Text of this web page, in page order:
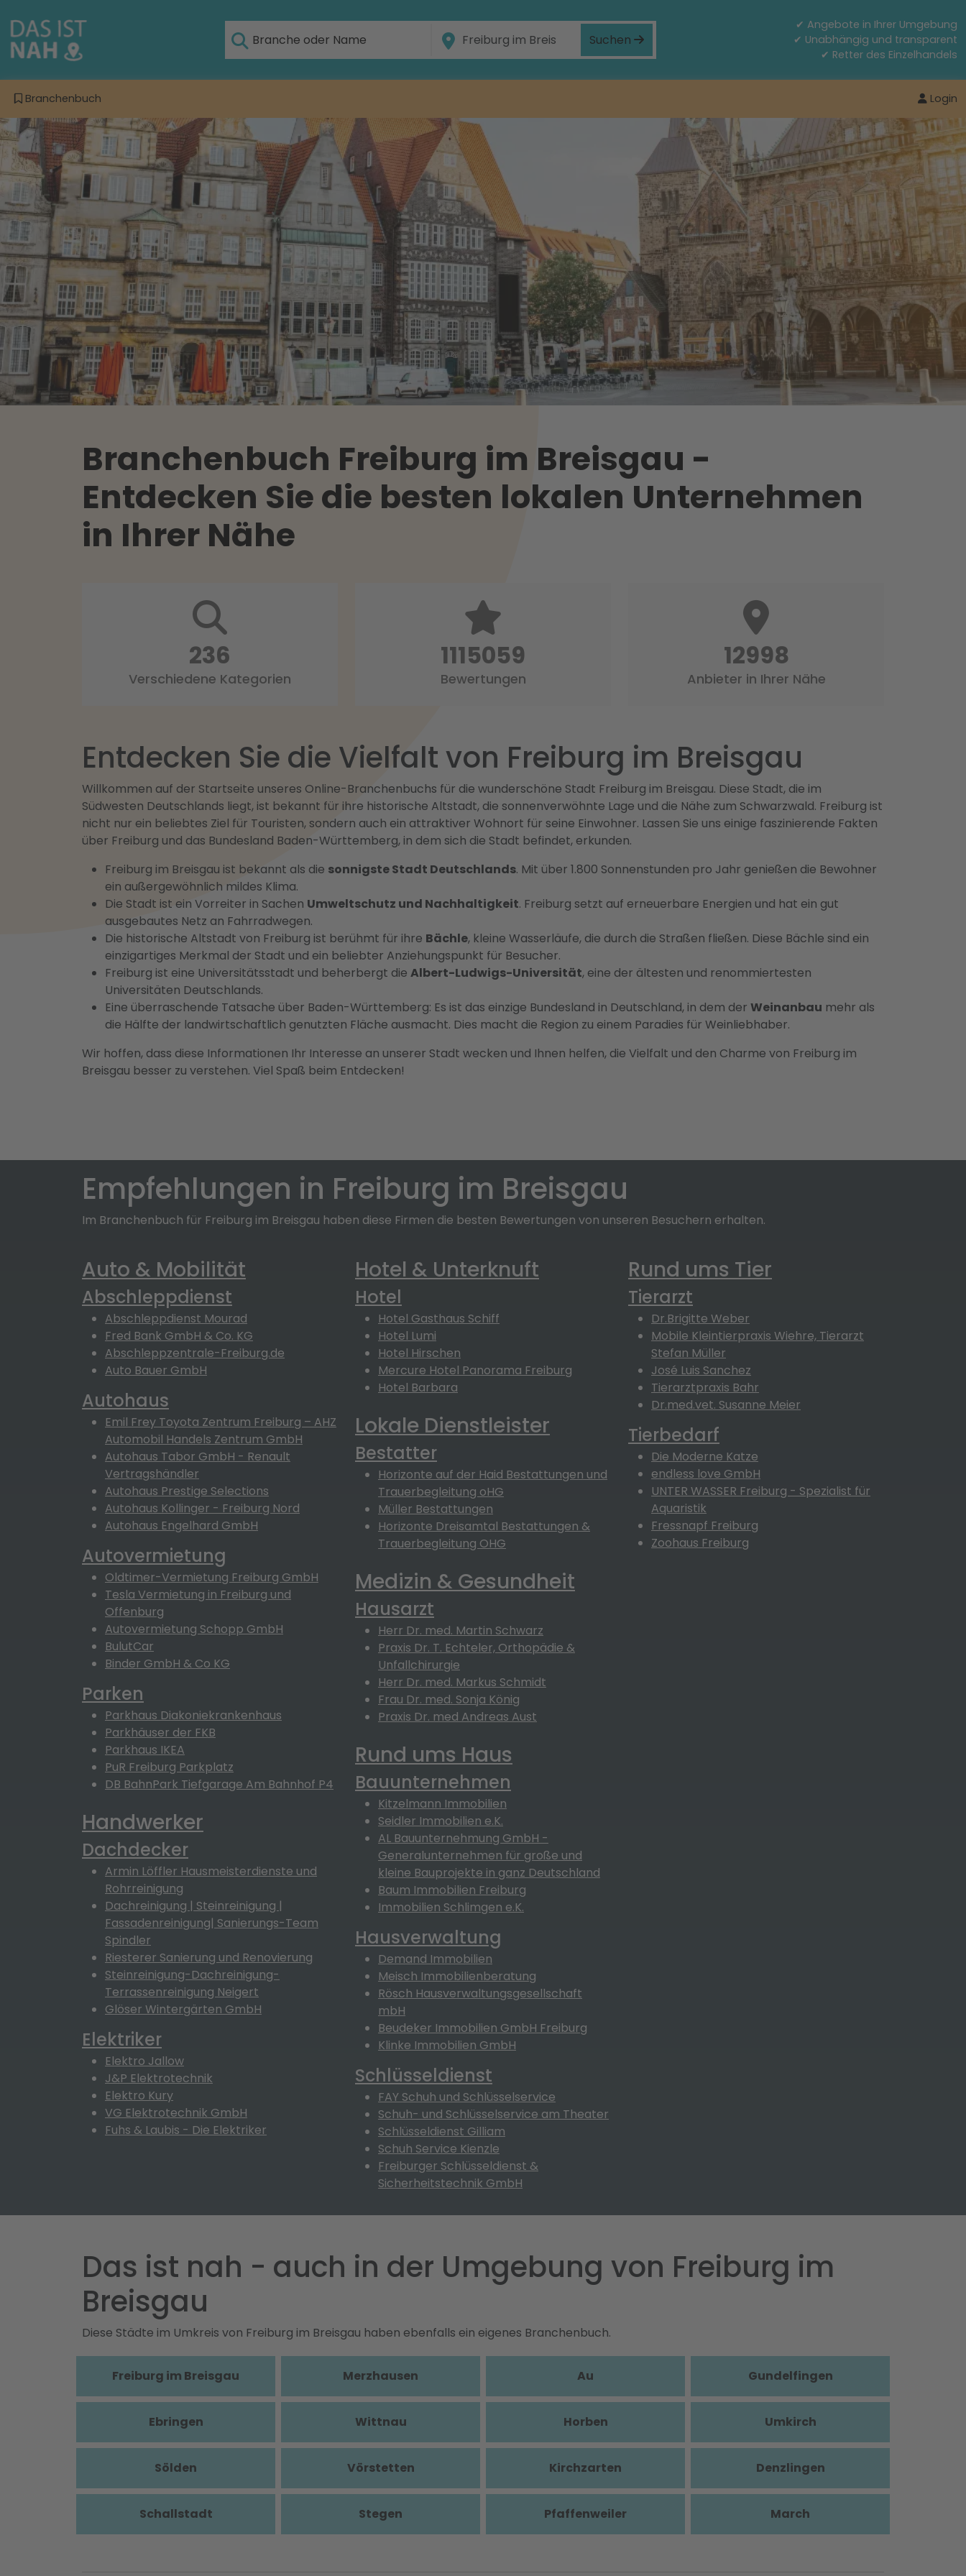
Suchen
✔ Angebote in Ihrer Umgebung
✔ Unabhängig und transparent
✔ Retter des Einzelhandels
Branchenbuch Login
Branchenbuch Freiburg im Breisgau -
Entdecken Sie die besten lokalen Unternehmen
in Ihrer Nähe
296
Verschiedene Kategorien
1398154
Bewertungen
16298
Anbieter in Ihrer Nähe
Entdecken Sie die Vielfalt von Freiburg im Breisgau
Willkommen auf der Startseite unseres Online-Branchenbuchs für die wunderschöne Stadt Freiburg im Breisgau. Diese Stadt, die im
Südwesten Deutschlands liegt, ist bekannt für ihre historische Altstadt, die sonnenverwöhnte Lage und die Nähe zum Schwarzwald. Freiburg ist
nicht nur ein beliebtes Ziel für Touristen, sondern auch ein attraktiver Wohnort für seine Einwohner. Lassen Sie uns einige faszinierende Fakten
über Freiburg und das Bundesland Baden-Württemberg, in dem sich die Stadt befindet, erkunden.
Freiburg im Breisgau ist bekannt als die sonnigste Stadt Deutschlands. Mit über 1.800 Sonnenstunden pro Jahr genießen die Bewohner
ein außergewöhnlich mildes Klima.
Die Stadt ist ein Vorreiter in Sachen Umweltschutz und Nachhaltigkeit. Freiburg setzt auf erneuerbare Energien und hat ein gut
ausgebautes Netz an Fahrradwegen.
Die historische Altstadt von Freiburg ist berühmt für ihre Bächle, kleine Wasserläufe, die durch die Straßen fließen. Diese Bächle sind ein
einzigartiges Merkmal der Stadt und ein beliebter Anziehungspunkt für Besucher.
Freiburg ist eine Universitätsstadt und beherbergt die Albert-Ludwigs-Universität, eine der ältesten und renommiertesten
Universitäten Deutschlands.
Eine überraschende Tatsache über Baden-Württemberg: Es ist das einzige Bundesland in Deutschland, in dem der Weinanbau mehr als
die Hälfte der landwirtschaftlich genutzten Fläche ausmacht. Dies macht die Region zu einem Paradies für Weinliebhaber.
Wir hoffen, dass diese Informationen Ihr Interesse an unserer Stadt wecken und Ihnen helfen, die Vielfalt und den Charme von Freiburg im
Breisgau besser zu verstehen. Viel Spaß beim Entdecken!
Empfehlungen in Freiburg im Breisgau
Im Branchenbuch für Freiburg im Breisgau haben diese Firmen die besten Bewertungen von unseren Besuchern erhalten.
Auto & Mobilität
Abschleppdienst
Abschleppdienst Mourad
Fred Bank GmbH & Co. KG
Abschleppzentrale-Freiburg.de
Auto Bauer GmbH
Autohaus
Emil Frey Toyota Zentrum Freiburg – AHZ
Automobil Handels Zentrum GmbH
Autohaus Tabor GmbH - Renault
Vertragshändler
Autohaus Prestige Selections
Autohaus Kollinger - Freiburg Nord
Autohaus Engelhard GmbH
Autovermietung
Oldtimer-Vermietung Freiburg GmbH
Tesla Vermietung in Freiburg und
Offenburg
Autovermietung Schopp GmbH
BulutCar
Binder GmbH & Co KG
Parken
Parkhaus Diakoniekrankenhaus
Parkhäuser der FKB
Parkhaus IKEA
PuR Freiburg Parkplatz
DB BahnPark Tiefgarage Am Bahnhof P4
Handwerker
Dachdecker
Armin Löffler Hausmeisterdienste und
Rohrreinigung
Dachreinigung | Steinreinigung |
Fassadenreinigung| Sanierungs-Team
Spindler
Riesterer Sanierung und Renovierung
Steinreinigung-Dachreinigung-
Terrassenreinigung Neigert
Glöser Wintergärten GmbH
Elektriker
Elektro Jallow
J&P Elektrotechnik
Elektro Kury
VG Elektrotechnik GmbH
Fuhs & Laubis - Die Elektriker
Hotel & Unterknuft
Hotel
Hotel Gasthaus Schiff
Hotel Lumi
Hotel Hirschen
Mercure Hotel Panorama Freiburg
Hotel Barbara
Lokale Dienstleister
Bestatter
Horizonte auf der Haid Bestattungen und
Trauerbegleitung oHG
Müller Bestattungen
Horizonte Dreisamtal Bestattungen &
Trauerbegleitung OHG
Medizin & Gesundheit
Hausarzt
Herr Dr. med. Martin Schwarz
Praxis Dr. T. Echteler, Orthopädie &
Unfallchirurgie
Herr Dr. med. Markus Schmidt
Frau Dr. med. Sonja König
Praxis Dr. med Andreas Aust
Rund ums Haus
Bauunternehmen
Kitzelmann Immobilien
Seidler Immobilien e.K.
AL Bauunternehmung GmbH -
Generalunternehmen für große und
kleine Bauprojekte in ganz Deutschland
Baum Immobilien Freiburg
Immobilien Schlimgen e.K.
Hausverwaltung
Demand Immobilien
Meisch Immobilienberatung
Rösch Hausverwaltungsgesellschaft
mbH
Beudeker Immobilien GmbH Freiburg
Klinke Immobilien GmbH
Schlüsseldienst
FAY Schuh und Schlüsselservice
Schuh- und Schlüsselservice am Theater
Schlüsseldienst Gilliam
Schuh Service Kienzle
Freiburger Schlüsseldienst &
Sicherheitstechnik GmbH
Rund ums Tier
Tierarzt
Dr.Brigitte Weber
Mobile Kleintierpraxis Wiehre, Tierarzt
Stefan Müller
José Luis Sanchez
Tierarztpraxis Bahr
Dr.med.vet. Susanne Meier
Tierbedarf
Die Moderne Katze
endless love GmbH
UNTER WASSER Freiburg - Spezialist für
Aquaristik
Fressnapf Freiburg
Zoohaus Freiburg
Das ist nah - auch in der Umgebung von Freiburg im
Breisgau
Diese Städte im Umkreis von Freiburg im Breisgau haben ebenfalls ein eigenes Branchenbuch.
Freiburg im Breisgau Merzhausen Au Gundelfingen
Ebringen Wittnau Horben Umkirch
Sölden Vörstetten Kirchzarten Denzlingen
Schallstadt Stegen Pfaffenweiler March